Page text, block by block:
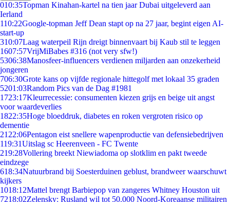
010:35Topman Kinahan-kartel na tien jaar Dubai uitgeleverd aan
Ierland
110:22Google-topman Jeff Dean stapt op na 27 jaar, begint eigen AI-
start-up
310:07Laag waterpeil Rijn dreigt binnenvaart bij Kaub stil te leggen
1607:57VrijMiBabes #316 (not very sfw!)
5306:38Manosfeer-influencers verdienen miljarden aan onzekerheid
jongeren
706:30Grote kans op vijfde regionale hittegolf met lokaal 35 graden
5201:03Random Pics van de Dag #1981
1723:17Kleurrecessie: consumenten kiezen grijs en beige uit angst
voor waardeverlies
1822:35Hoge bloeddruk, diabetes en roken vergroten risico op
dementie
21 22:06Pentagon eist snellere wapenproductie van defensiebedrijven
119:31Uitslag sc Heerenveen - FC Twente
219:28Vollering breekt Niewiadoma op slotklim en pakt tweede
eindzege
618:34Natuurbrand bij Soesterduinen geblust, brandweer waarschuwt
kijkers
1018:12Mattel brengt Barbiepop van zangeres Whitney Houston uit
7218:02Zelensky: Rusland wil tot 50.000 Noord-Koreaanse militairen